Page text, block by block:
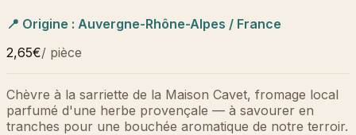
📍 Origine : Auvergne-Rhône-Alpes / France
2,65€/ pièce
Chèvre à la sarriette de la Maison Cavet, fromage local
parfumé d'une herbe provençale — à savourer en
tranches pour une bouchée aromatique de notre terroir.